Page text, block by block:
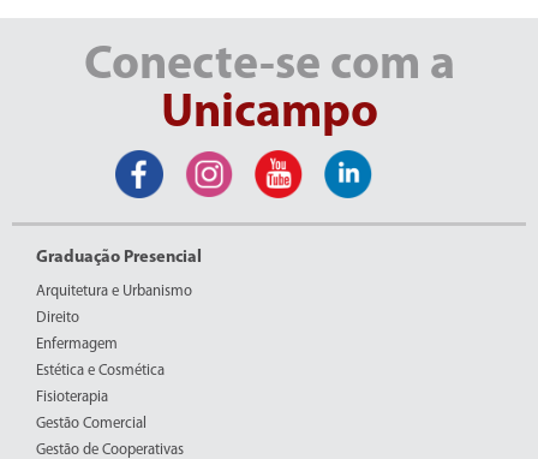
Conecte-se com a
Unicampo
Graduação Presencial
Arquitetura e Urbanismo
Direito
Enfermagem
Estética e Cosmética
Fisioterapia
Gestão Comercial
Gestão de Cooperativas